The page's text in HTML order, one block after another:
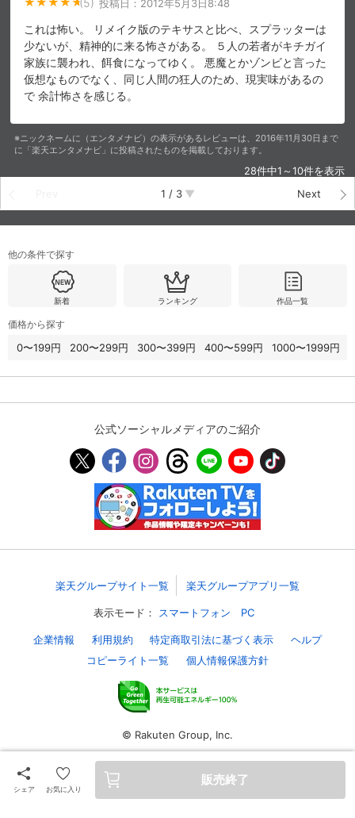
シェア お気に入り
販売終了
投稿日： 2012年5月3日8:48
これは怖い。 リメイク版のテキサスと比べ、スプラッターは
少ないが、精神的に来る怖さがある。 ５人の若者がキチガイ
家族に襲われ、餌食になってゆく。 悪魔とかゾンビと言った
仮想なものでなく、同じ人間の狂人のため、現実味があるの
で 余計怖さを感じる。
※ニックネームに（エンタメナビ）の表示があるレビューは、2016年11月30日まで
に「楽天エンタメナビ」に投稿されたものを掲載しております。
28件中1～10件を表示
1 / 3 Next
他の条件で探す
新着 ランキング 作品一覧
価格から探す
0〜199円 200〜299円 300〜399円 400〜599円 1000〜1999円
公式ソーシャルメディアのご紹介
楽天グループサイト一覧 楽天グループアプリ一覧
表示モード： スマートフォン PC
企業情報 利用規約 特定商取引法に基づく表示
ヘルプ
コピーライト一覧
個人情報保護方針
© Rakuten Group, Inc.